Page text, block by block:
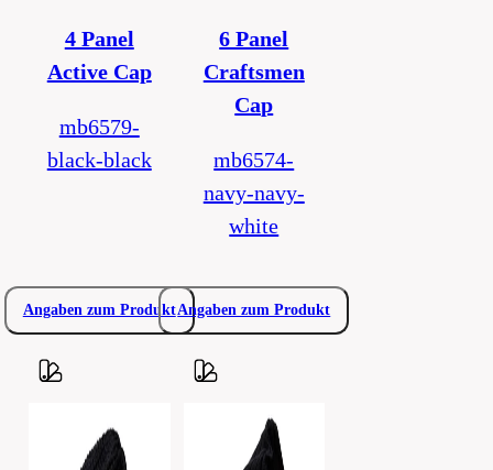
4 Panel
Active Cap
mb6579-
black-black
Angaben zum Produkt
6 Panel
Craftsmen
Cap
mb6574-
navy-navy-
white
Angaben zum Produkt